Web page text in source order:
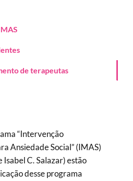
“Intervenção
Ansiedade Social” (IMAS)
Isabel C. Salazar) estão
desse programa
de terapeutas